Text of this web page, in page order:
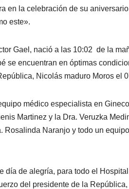
en la celebración de su
este».
Gael, nació a las 10:02 de la
se encuentran en óptimas
Nicolás maduro Moros el
médico especialista en
Martinez y la Dra. Veruzka
Rosalinda Naranjo y todo un
día de alegría, para todo el
del presidente de la